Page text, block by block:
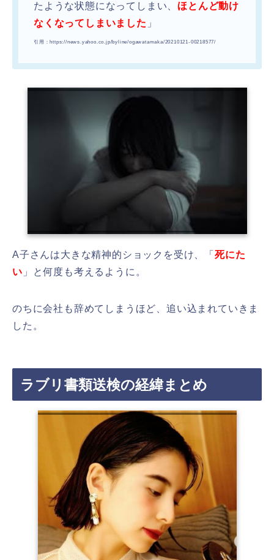
たような状態になってしまい、 ほとんど動け
なくなってしまいました 」
引用：https://news.yahoo.co.jp/byline/ogawatamaka/20210121-00218577/
A子さんは大きな精神的ショックを受け、「 死にた
い 」と何度も考えるように。
のちに会社も辞めてしまうほど、追い込まれていきま
した。
ラブリ書類送検の経緯まとめ